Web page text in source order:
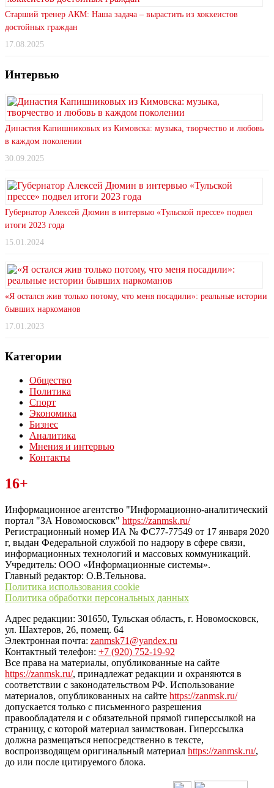
Старший тренер АКМ: Наша задача – вырастить из хоккеистов
достойных граждан
17.08.2025
Интервью
Династия Капишниковых из Кимовска: музыка, творчество и любовь
в каждом поколении
30.09.2025
Губернатор Алексей Дюмин в интервью «Тульской прессе» подвел
итоги 2023 года
15.01.2024
«Я остался жив только потому, что меня посадили»: реальные истории
бывших наркоманов
17.01.2023
Категории
Общество
Политика
Спорт
Экономика
Бизнес
Аналитика
Мнения и интервью
Контакты
Читайте последние новости дня в Тульской области на сайте
“ЗаНовомосковск”
16+
Информационное агентство "Информационно-аналитический
портал "ЗА Новомосковск" https://zanmsk.ru/
Регистрационный номер ИА № ФС77-77549 от 17 января 2020
г, выдан Федеральной службой по надзору в сфере связи,
информационных технологий и массовых коммуникаций.
Учредитель: ООО «Информационные системы».
Главный редактор: О.В.Тельнова.
Политика использования cookie
Политика обработки персональных данных
Адрес редакции: 301650, Тульская область, г. Новомосковск,
ул. Шахтеров, 26, помещ. 64
Электронная почта: zanmsk71@yandex.ru
Контактный телефон: +7 (920) 752-19-92
Все права на материалы, опубликованные на сайте
https://zanmsk.ru/, принадлежат редакции и охраняются в
соответствии с законодательством РФ. Использование
материалов, опубликованных на сайте https://zanmsk.ru/
допускается только с письменного разрешения
правообладателя и с обязательной прямой гиперссылкой на
страницу, с которой материал заимствован. Гиперссылка
должна размещаться непосредственно в тексте,
воспроизводящем оригинальный материал https://zanmsk.ru/,
до или после цитируемого блока.